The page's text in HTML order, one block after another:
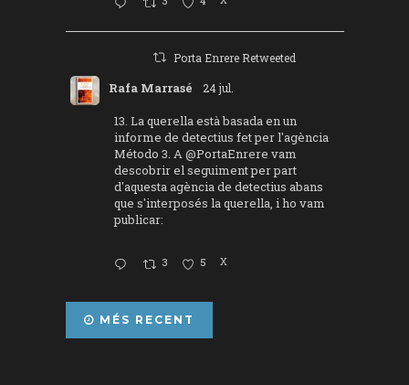
Porta Enrere Retweeted
Rafa Marrasé 24 jul.
13. La querella està basada en un
informe de detectius fet per l'agència
Método 3. A@PortaEnrere vam
descobrir el seguiment per part
d'aquesta agència de detectius abans
que s'interposés la querella, i ho vam
publicar:
3 5 X
MÉS RECENT